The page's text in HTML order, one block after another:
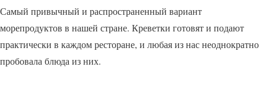
Самый привычный и распространенный вариант
морепродуктов в нашей стране. Креветки готовят и подают
практически в каждом ресторане, и любая из нас неоднократно
пробовала блюда из них.